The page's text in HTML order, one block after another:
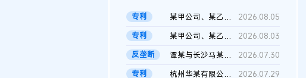
专利 某甲公司、某乙公司、某丙公司申请诉前行为保全复议裁定书
2026.08.05
专利
某甲公司、某乙公司、官某与某丙公司专利申请权权属纠纷 二审判决...
2026.08.03
反垄断
谭某与长沙马某堆农产品股份有限公司滥用市场支配地位纠纷二审裁...
2026.07.30
专利
杭州华某有限公司与菲某有限公司侵害发明专利权纠纷
2026.07.29